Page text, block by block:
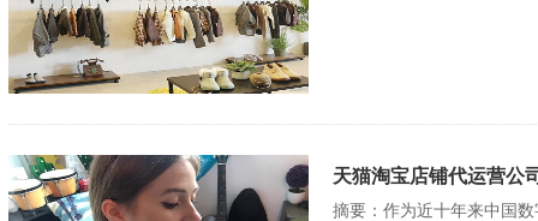
天猫淘宝店铺代运营公
摘要：作为近十年来中国